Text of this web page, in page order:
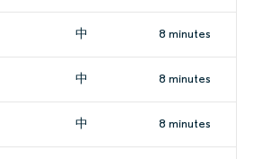
中 8 minutes
中 8 minutes
中 8 minutes